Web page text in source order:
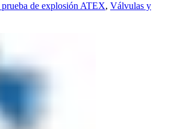
de explosión ATEX, Válvulas y